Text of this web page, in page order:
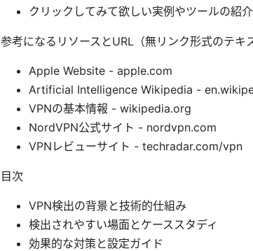
クリックしてみて欲しい実例やツールの紹
参考になるリソースとURL（無リンク形式のテキ
Apple Website - apple.com
Artificial Intelligence Wikipedia -
VPNの基本情報 - wikipedia.org
NordVPN公式サイト - nordvpn.com
VPNレビューサイト - techradar.com/vpn
目次
VPN検出の背景と技術的仕組み
検出されやすい場面とケーススタディ
効果的な対策と設定ガイド